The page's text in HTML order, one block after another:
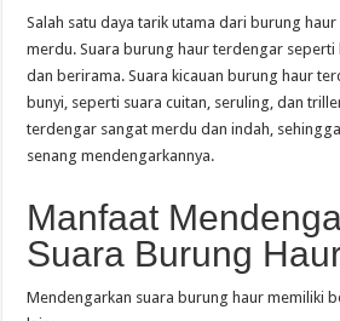
Salah satu daya tarik utama dari burung
merdu. Suara burung haur terdengar seperti
dan berirama. Suara kicauan burung haur
bunyi, seperti suara cuitan, seruling, dan
terdengar sangat merdu dan indah,
senang mendengarkannya.
Manfaat
Suara Burung
Mendengarkan suara burung haur memiliki